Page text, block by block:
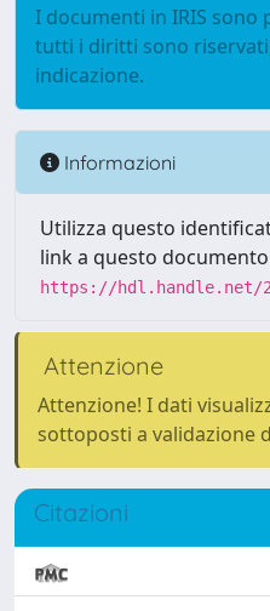
I documenti in IRIS
tutti i diritti sono
indicazione.
Informazioni
Utilizza questo
link a questo
https://hdl.handle.net/
Attenzione
Attenzione! I dati
sottoposti a validazione
Citazioni